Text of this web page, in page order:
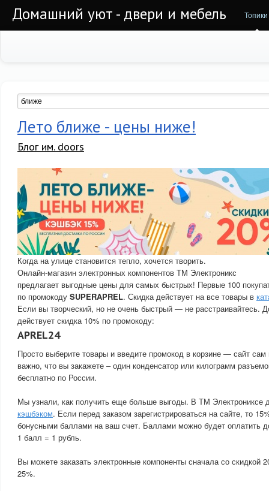
Домашний уют - двери и мебель Топики
Лето ближе - цены ниже!
Блог им. doors
Когда на улице становится тепло, хочется творить.
Онлайн-магазин электронных компонентов ТМ Электроникс
предлагает выгодные цены для самых быстрых! Первые 100
по промокоду SUPERAPREL. Скидка действует на все товары в
Если вы творческий, но не очень быстрый — не расстраивайтесь.
действует скидка 10% по промокоду:
APREL24
Просто выберите товары и введите промокод в корзине — сайт сам
важно, что вы закажете – один конденсатор или килограмм
бесплатно по России.
Мы узнали, как получить еще больше выгоды. В ТМ Электрониксе
кэшбэком. Если перед заказом зарегистрироваться на сайте, то
бонусными баллами на ваш счет. Баллами можно будет оплатить
1 балл = 1 рубль.
Вы можете заказать электронные компоненты сначала со скидкой
25%.